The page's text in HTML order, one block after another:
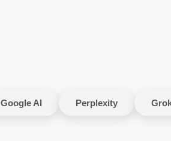
Google AI Perplexity